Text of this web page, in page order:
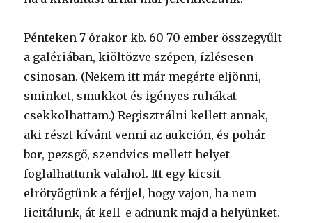
Pénteken 7 órakor kb. 60-70 ember összegyűlt
a galériában, kiöltözve szépen, ízlésesen
csinosan. (Nekem itt már megérte eljönni,
sminket, smukkot és igényes ruhákat
csekkolhattam.) Regisztrálni kellett annak,
aki részt kívánt venni az aukción, és pohár
bor, pezsgő, szendvics mellett helyet
foglalhattunk valahol. Itt egy kicsit
elrötyögtünk a férjjel, hogy vajon, ha nem
licitálunk, át kell-e adnunk majd a helyünket.